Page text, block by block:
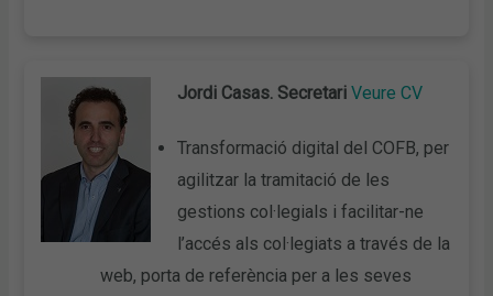
Jordi Casas. SecretariVeure CV
Transformació digital del COFB, per
agilitzar la tramitació de les
gestions col·legials i facilitar-ne
l’accés als col·legiats a través de la
web, porta de referència per a les seves